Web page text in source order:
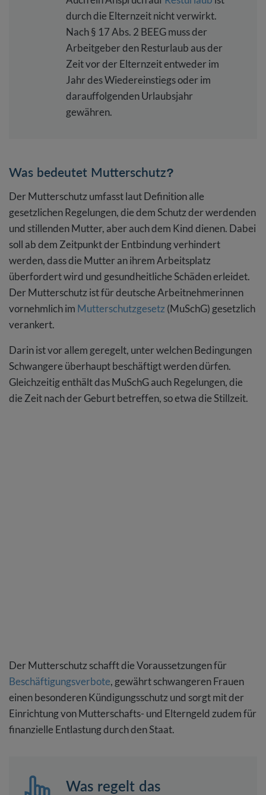
durch die Elternzeit nicht verwirkt.
Nach § 17 Abs. 2 BEEG muss der
Arbeitgeber den Resturlaub aus der
Zeit vor der Elternzeit entweder im
Jahr des Wiedereinstiegs oder im
darauffolgenden Urlaubsjahr
gewähren.
Was bedeutet Mutterschutz?
Der Mutterschutz umfasst laut Definition alle
gesetzlichen Regelungen, die dem Schutz der werdenden
und stillenden Mutter, aber auch dem Kind dienen. Dabei
soll ab dem Zeitpunkt der Entbindung verhindert
werden, dass die Mutter an ihrem Arbeitsplatz
überfordert wird und gesundheitliche Schäden erleidet.
Der Mutterschutz ist für deutsche Arbeitnehmerinnen
vornehmlich im Mutterschutzgesetz (MuSchG) gesetzlich
verankert.
Darin ist vor allem geregelt, unter welchen Bedingungen
Schwangere überhaupt beschäftigt werden dürfen.
Gleichzeitig enthält das MuSchG auch Regelungen, die
die Zeit nach der Geburt betreffen, so etwa die Stillzeit.
Der Mutterschutz schafft die Voraussetzungen für
Beschäftigungsverbote, gewährt schwangeren Frauen
einen besonderen Kündigungsschutz und sorgt mit der
Einrichtung von Mutterschafts- und Elterngeld zudem für
finanzielle Entlastung durch den Staat.
Was regelt das